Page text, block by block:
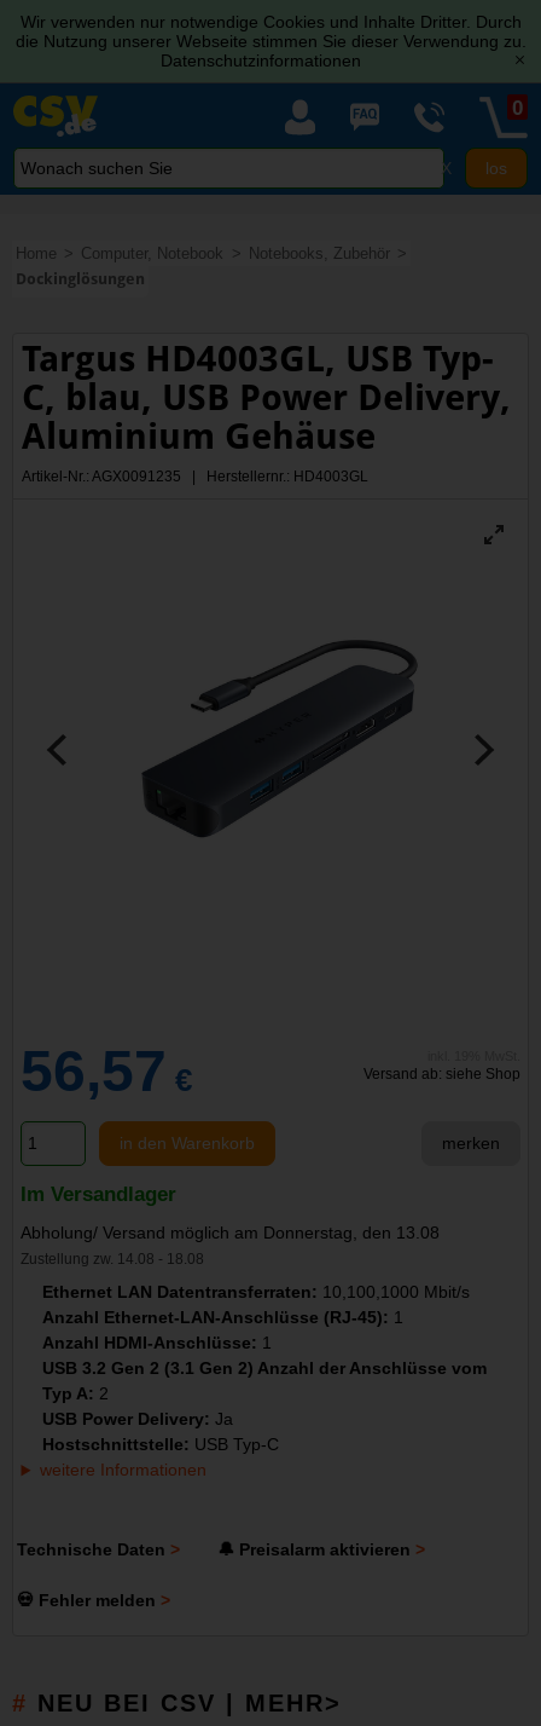
Wir verwenden nur notwendige Cookies und Inhalte Dritter. Durch
die Nutzung unserer Webseite stimmen Sie dieser Verwendung zu.
Datenschutzinformationen
[x]
X
0
Home Computer, Notebook
Notebooks, Zubehör
Dockinglösungen
Targus HD4003GL, USB Typ-
C, blau, USB Power Delivery,
Aluminium Gehäuse
Artikel-Nr.: AGX0091235 | Herstellernr.: HD4003GL
56,57 € Versand ab: siehe Shop
in den Warenkorb merken
Im Versandlager
Abholung/ Versand möglich am Donnerstag, den 13.08
Zustellung zw. 14.08 - 18.08
Ethernet LAN Datentransferraten: 10,100,1000 Mbit/s
Anzahl Ethernet-LAN-Anschlüsse (RJ-45): 1
Anzahl HDMI-Anschlüsse: 1
USB 3.2 Gen 2 (3.1 Gen 2) Anzahl der Anschlüsse vom
Typ A: 2
USB Power Delivery: Ja
Hostschnittstelle: USB Typ-C
weitere Informationen
Technische Daten 🔔 Preisalarm aktivieren
💀 Fehler melden
NEU BEI CSV | MEHR>